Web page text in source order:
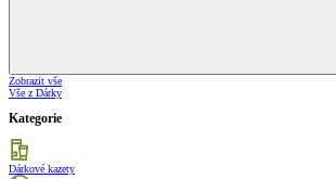
Zobrazit vše
Vše z Dárky
Kategorie
Dárkové kazety